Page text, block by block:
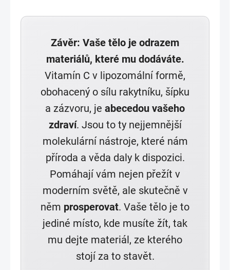
Závěr: Vaše tělo je odrazem
materiálů, které mu dodáváte.
Vitamín C v lipozomální formě,
obohacený o sílu rakytníku, šípku
a zázvoru, je abecedou vašeho
zdraví. Jsou to ty nejjemnější
molekulární nástroje, které nám
příroda a věda daly k dispozici.
Pomáhají vám nejen přežít v
moderním světě, ale skutečně v
něm prosperovat. Vaše tělo je to
jediné místo, kde musíte žít, tak
mu dejte materiál, ze kterého
stojí za to stavět.